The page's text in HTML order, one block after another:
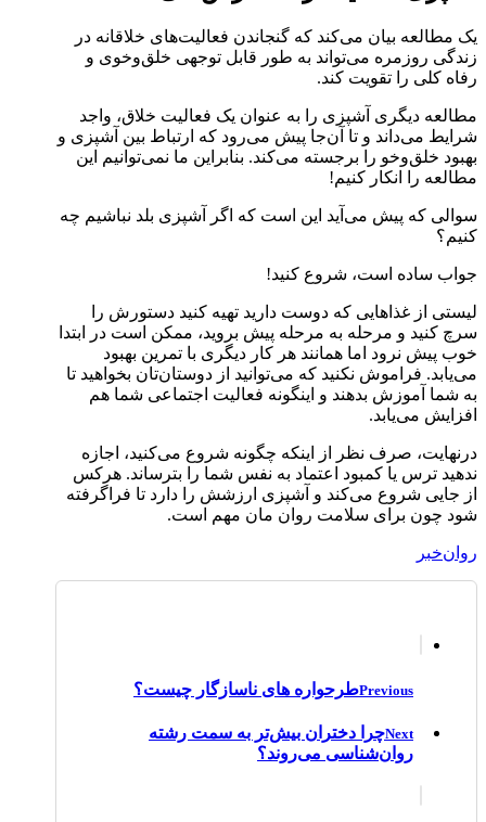
یک مطالعه بیان می‌کند که گنجاندن فعالیت‌های خلاقانه در
زندگی روزمره می‌تواند به طور قابل توجهی خلق‌و‌خوی و
رفاه کلی را تقویت کند.
مطالعه دیگری آشپزی را به عنوان یک فعالیت خلاق، واجد
شرایط می‌داند و تا آن‌جا پیش می‌رود که ارتباط بین آشپزی و
بهبود خلق‌و‌خو را برجسته می‌کند. بنابراین ما نمی‌توانیم این
مطالعه را انکار کنیم!
سوالی که پیش می‌آید این است که اگر آشپزی بلد نباشیم چه
کنیم؟
جواب ساده است، شروع کنید!
لیستی از غذاهایی که دوست دارید تهیه کنید دستورش را
سرچ کنید و مرحله به مرحله پیش بروید، ممکن است در ابتدا
خوب پیش نرود اما همانند هر کار دیگری با تمرین بهبود
می‌یابد. فراموش نکنید که می‌توانید از دوستان‌تان بخواهید تا
به شما آموزش بدهند و اینگونه فعالیت اجتماعی شما هم
افزایش می‌یابد.
درنهایت، صرف نظر از اینکه چگونه شروع می‌کنید، اجازه
ندهید ترس یا کمبود اعتماد به نفس شما را بترساند. هرکس
از جایی شروع می‌کند و آشپزی ارزشش را دارد تا فراگرفته
شود چون برای سلامت روان مان مهم است.
روان‌خبر
Previousطرحواره های ناسازگار چیست؟
Nextچرا دختران بیش‌تر به سمت رشته
روان‌شناسی می‌روند؟